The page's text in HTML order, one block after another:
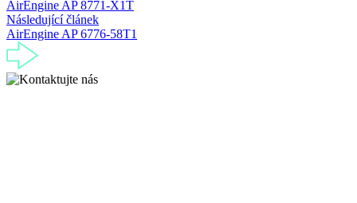
AirEngine AP 8771-X1T
Následující článek
AirEngine AP 6776-58T1